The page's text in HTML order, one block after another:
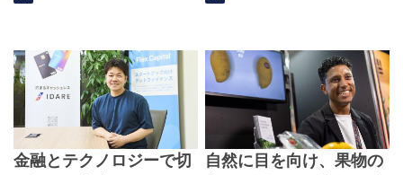
金融とテクノロジーで切
自然に目を向け、果物の